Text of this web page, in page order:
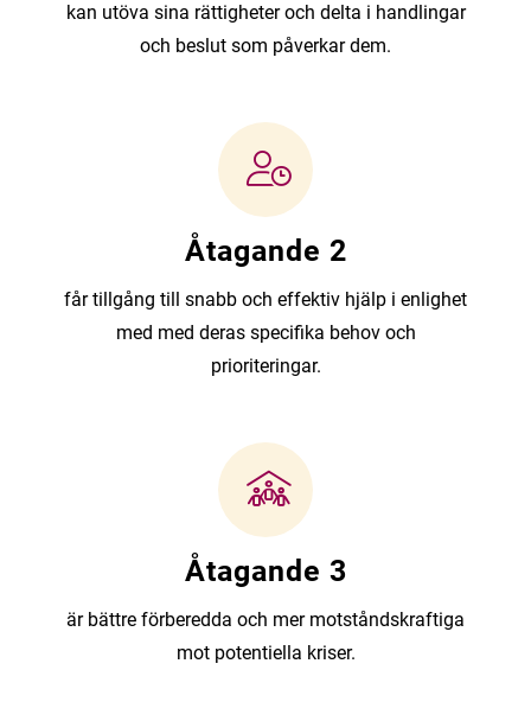
kan utöva sina rättigheter och delta i handlingar
och beslut som påverkar dem.
Åtagande 2
får tillgång till snabb och effektiv hjälp i enlighet
med med deras specifika behov och
prioriteringar.
Åtagande 3
är bättre förberedda och mer motståndskraftiga
mot potentiella kriser.